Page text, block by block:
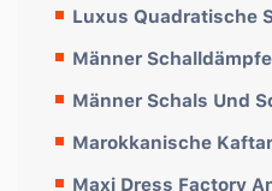
Luxus Quadratische
Männer
Männer Schals Und
Marokkanische
Maxi Dress Factory